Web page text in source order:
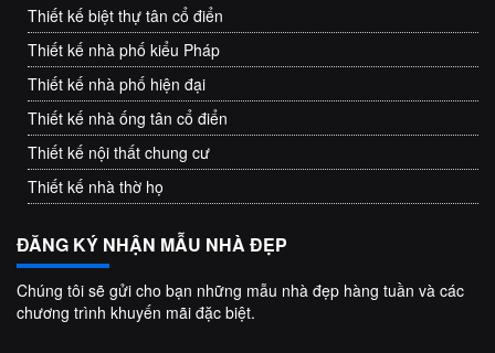
Thiết kế biệt thự tân cổ điển
Thiết kế nhà phố kiểu Pháp
Thiết kế nhà phố hiện đại
Thiết kế nhà ống tân cổ điển
Thiết kế nội thất chung cư
Thiết kế nhà thờ họ
ĐĂNG KÝ NHẬN MẪU NHÀ ĐẸP
Chúng tôi sẽ gửi cho bạn những mẫu nhà đẹp hàng tuần và các
chương trình khuyến mãi đặc biệt.